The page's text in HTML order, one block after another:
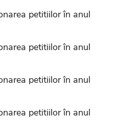
petitiilor în anul
petitiilor în anul
petitiilor în anul
petitiilor în anul